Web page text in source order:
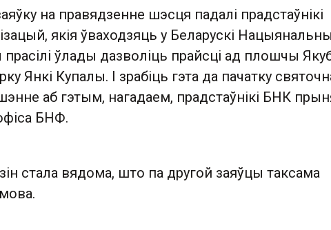
на правядзенне шэсця падалі прадстаўнікі
якія ўваходзяць у Беларускі
ўлады дазволіць прайсці ад плошчы
Янкі Купалы. І зрабіць гэта да пачатку
аб гэтым, нагадаем, прадстаўнікі БНК
БНФ.
стала вядома, што па другой заяўцы таксама